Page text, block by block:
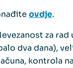
ovdje.
za rad
dva dana),
kontrola